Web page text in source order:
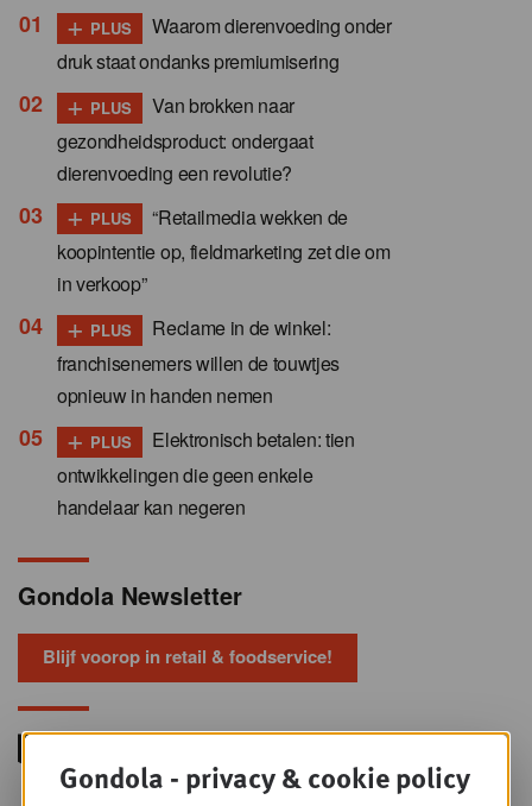
+ PLUS
Waarom dierenvoeding onder
druk staat ondanks premiumisering
+ PLUS
Van brokken naar
gezondheidsproduct: ondergaat
dierenvoeding een revolutie?
+ PLUS
“Retailmedia wekken de
koopintentie op, fieldmarketing zet die om
in verkoop”
+ PLUS
Reclame in de winkel:
franchisenemers willen de touwtjes
opnieuw in handen nemen
+ PLUS
Elektronisch betalen: tien
ontwikkelingen die geen enkele
handelaar kan negeren
Gondola Newsletter
Blijf voorop in retail & foodservice!
Gondola - privacy & cookie policy